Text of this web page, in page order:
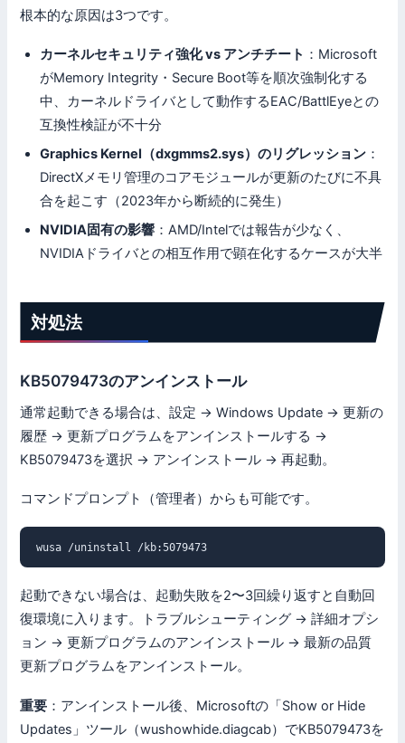
根本的な原因は3つです。
カーネルセキュリティ強化 vs アンチチート ：Microsoft
がMemory Integrity・Secure Boot等を順次強制化する
中、カーネルドライバとして動作するEAC/BattlEyeとの
互換性検証が不十分
Graphics Kernel（dxgmms2.sys）のリグレッション ：
DirectXメモリ管理のコアモジュールが更新のたびに不具
合を起こす（2023年から断続的に発生）
NVIDIA固有の影響 ：AMD/Intelでは報告が少なく、
NVIDIAドライバとの相互作用で顕在化するケースが大半
対処法
KB5079473のアンインストール
通常起動できる場合は、設定 → Windows Update → 更新の
履歴 → 更新プログラムをアンインストールする →
KB5079473を選択 → アンインストール → 再起動。
コマンドプロンプト（管理者）からも可能です。
wusa /uninstall /kb:5079473
起動できない場合は、起動失敗を2〜3回繰り返すと自動回
復環境に入ります。トラブルシューティング → 詳細オプシ
ョン → 更新プログラムのアンインストール → 最新の品質
更新プログラムをアンインストール。
重要 ：アンインストール後、Microsoftの「Show or Hide
Updates」ツール（wushowhide.diagcab）でKB5079473を